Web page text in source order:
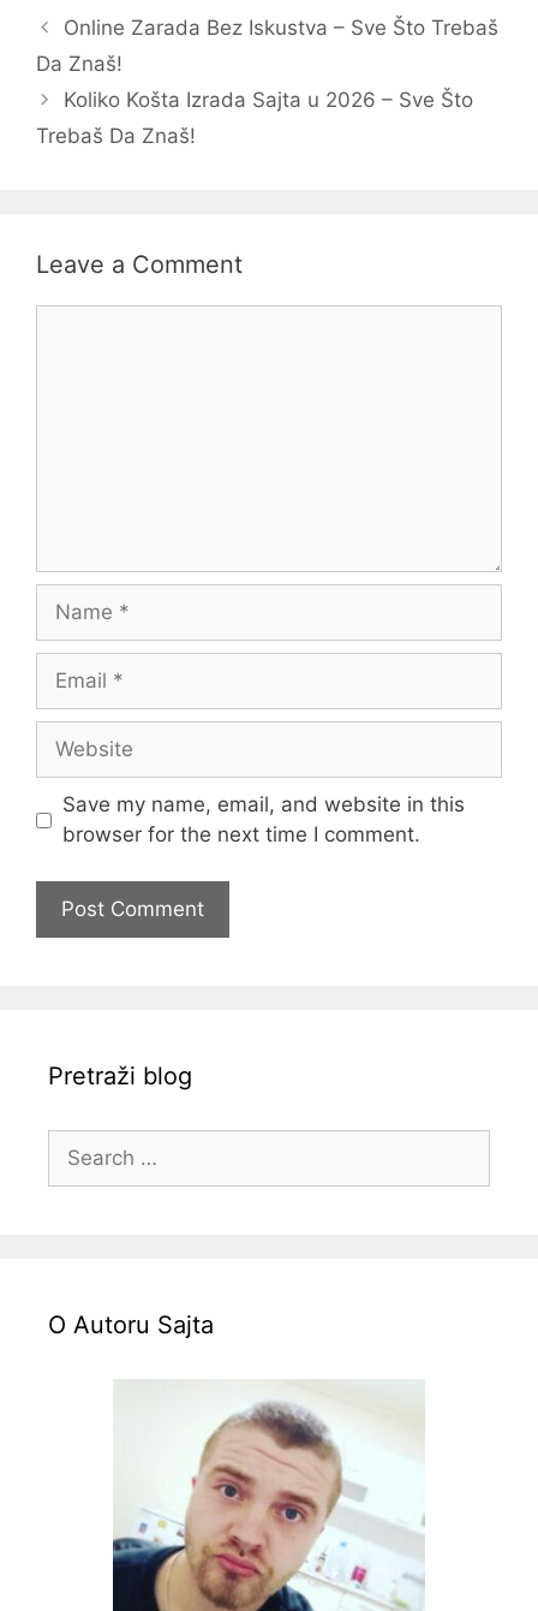
Online Zarada Bez Iskustva – Sve Što Trebaš
Da Znaš!
Koliko Košta Izrada Sajta u 2026 – Sve Što
Trebaš Da Znaš!
Leave a Comment
Name
Email
Website
Save my name, email, and website in this
browser for the next time I comment.
Pretraži blog
for:
O Autoru Sajta